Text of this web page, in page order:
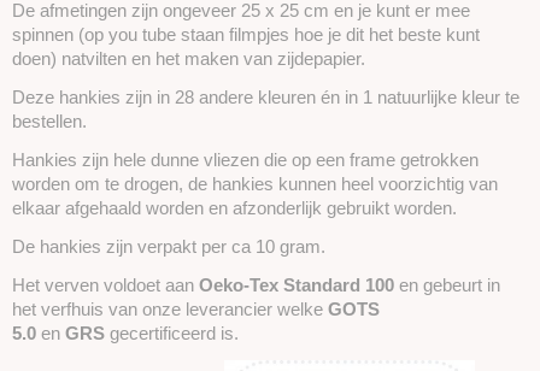
De afmetingen zijn ongeveer 25 x 25 cm en je kunt er mee
spinnen (op you tube staan filmpjes hoe je dit het beste kunt
doen) natvilten en het maken van zijdepapier.
Deze hankies zijn in 28 andere kleuren én in 1 natuurlijke kleur te
bestellen.
Hankies zijn hele dunne vliezen die op een frame getrokken
worden om te drogen, de hankies kunnen heel voorzichtig van
elkaar afgehaald worden en afzonderlijk gebruikt worden.
De hankies zijn verpakt per ca 10 gram.
Het verven voldoet aan Oeko-Tex Standard 100 en gebeurt in
het verfhuis van onze leverancier welke GOTS
5.0 en GRS gecertificeerd is.